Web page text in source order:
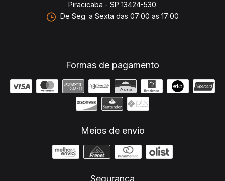
Piracicaba - SP 13424-530
De Seg. a Sexta das 07:00 as 17:00
Formas de pagamento
Meios de envio
Segurança